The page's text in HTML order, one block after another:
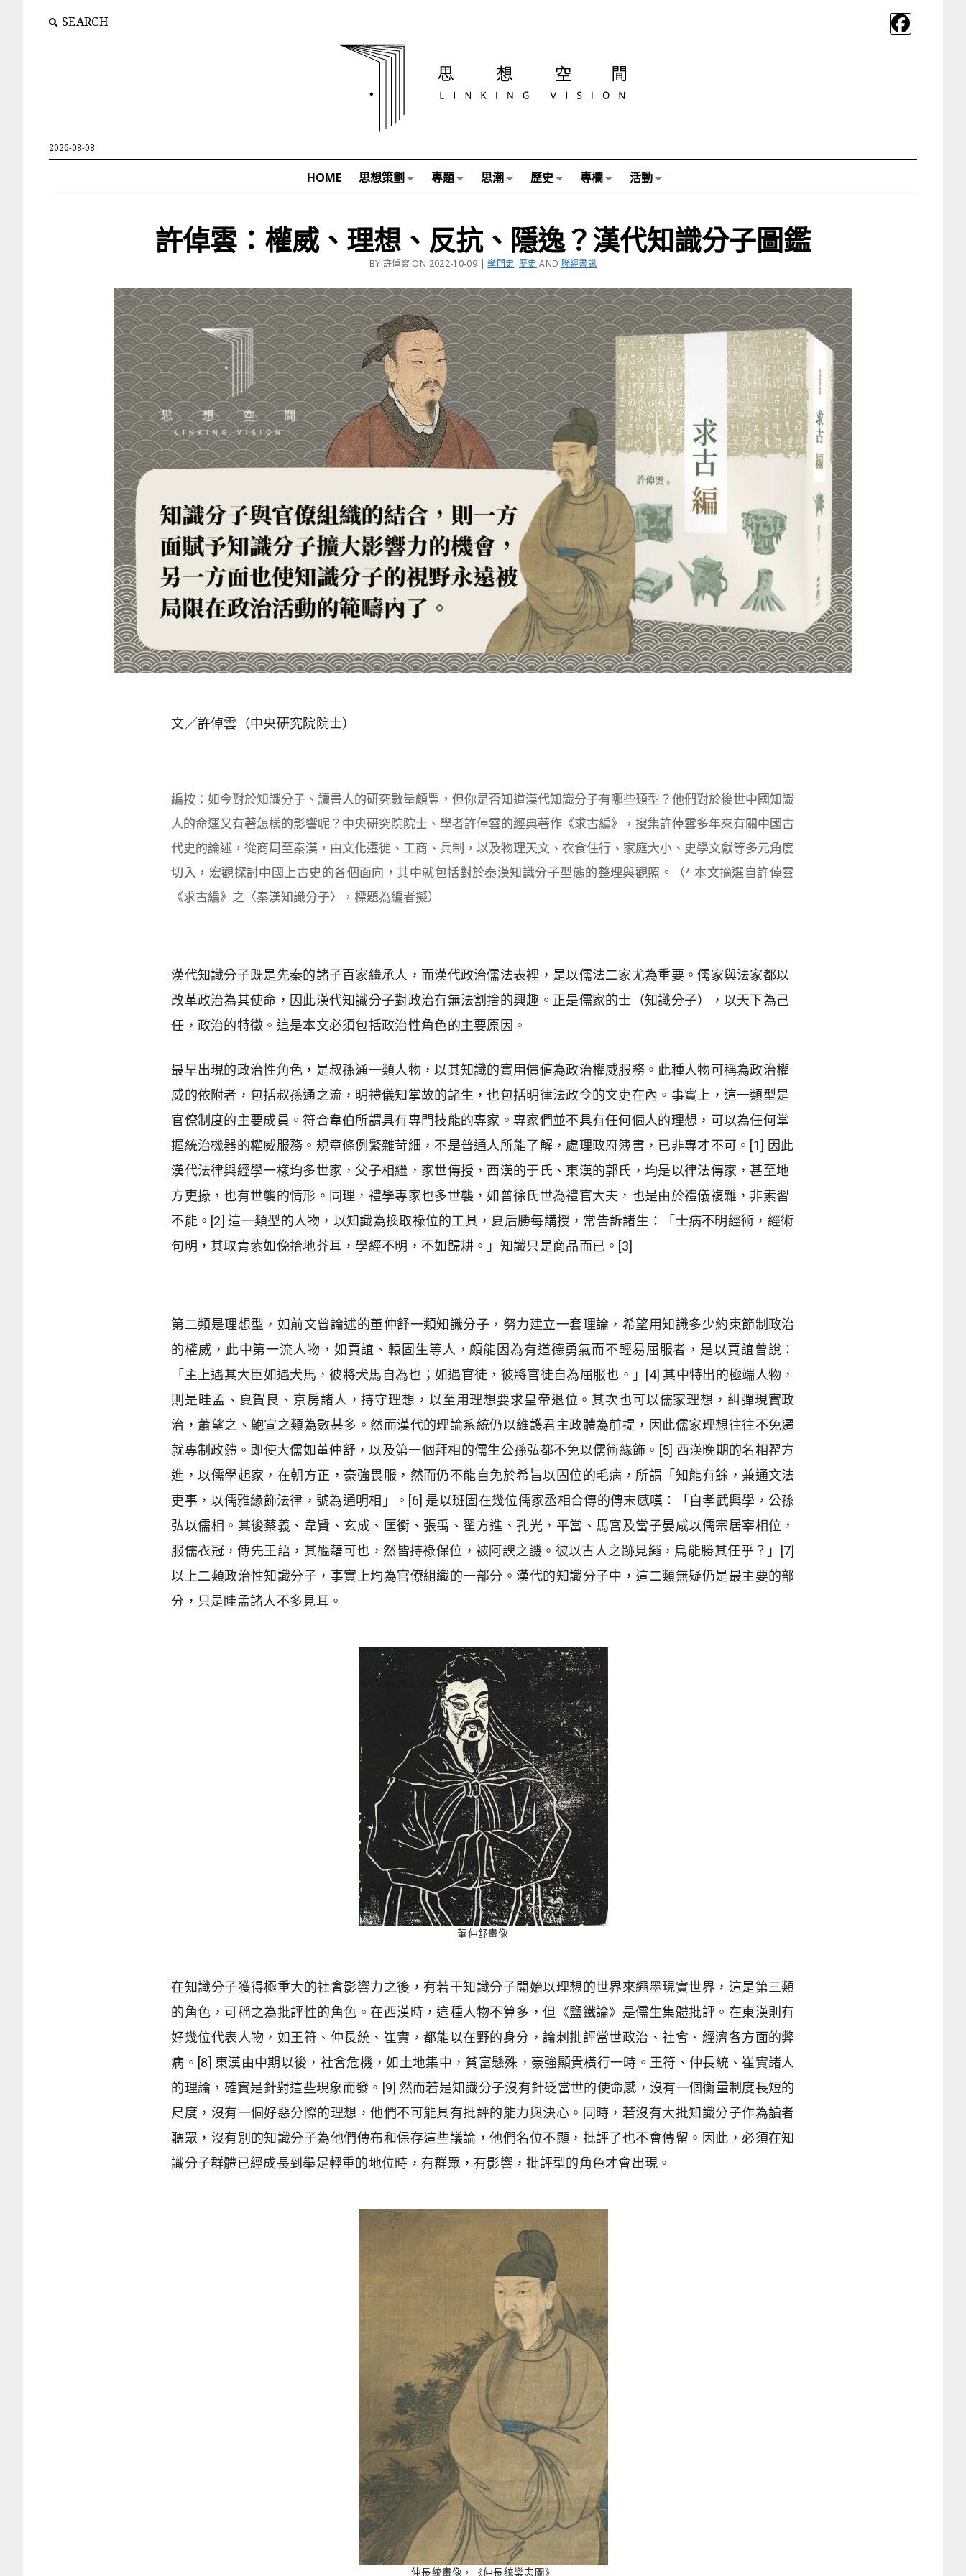
SEARCH
2026-08-08
HOME 思想策劃 專題 思潮 歷史 專欄 活動
許倬雲：權威、理想、反抗、隱逸？漢代知識分子圖鑑
BY 許倬雲 ON 2022-10-09 |學門史,歷史 AND 聯經書訊
文／許倬雲（中央研究院院士）
編按：如今對於知識分子、讀書人的研究數量頗豐，但你是否知道漢代知識分子有哪些類型？他們對於後世中國知識
人的命運又有著怎樣的影響呢？中央研究院院士、學者許倬雲的經典著作《求古編》，搜集許倬雲多年來有關中國古
代史的論述，從商周至秦漢，由文化遷徙、工商、兵制，以及物理天文、衣食住行、家庭大小、史學文獻等多元角度
切入，宏觀探討中國上古史的各個面向，其中就包括對於秦漢知識分子型態的整理與觀照。（* 本文摘選自許倬雲
《求古編》之〈秦漢知識分子〉，標題為編者擬）
漢代知識分子既是先秦的諸子百家繼承人，而漢代政治儒法表裡，是以儒法二家尤為重要。儒家與法家都以
改革政治為其使命，因此漢代知識分子對政治有無法割捨的興趣。正是儒家的士（知識分子），以天下為己
任，政治的特徵。這是本文必須包括政治性角色的主要原因。
最早出現的政治性角色，是叔孫通一類人物，以其知識的實用價値為政治權威服務。此種人物可稱為政治權
威的依附者，包括叔孫通之流，明禮儀知掌故的諸生，也包括明律法政令的文吏在內。事實上，這一類型是
官僚制度的主要成員。符合韋伯所謂具有專門技能的專家。專家們並不具有任何個人的理想，可以為任何掌
握統治機器的權威服務。規章條例繁雜苛細，不是普通人所能了解，處理政府簿書，已非專才不可。[1] 因此
漢代法律與經學一樣均多世家，父子相繼，家世傳授，西漢的于氏、東漢的郭氏，均是以律法傳家，甚至地
方吏掾，也有世襲的情形。同理，禮學專家也多世襲，如普徐氏世為禮官大夫，也是由於禮儀複雜，非素習
不能。[2] 這一類型的人物，以知識為換取祿位的工具，夏后勝每講授，常告訴諸生：「士病不明經術，經術
句明，其取青紫如俛拾地芥耳，學經不明，不如歸耕。」知識只是商品而已。[3]
第二類是理想型，如前文曾論述的董仲舒一類知識分子，努力建立一套理論，希望用知識多少約束節制政治
的權威，此中第一流人物，如賈誼、轅固生等人，頗能因為有道德勇氣而不輕易屈服者，是以賈誼曾說：
「主上遇其大臣如遇犬馬，彼將犬馬自為也；如遇官徒，彼將官徒自為屈服也。」[4] 其中特出的極端人物，
則是眭孟、夏賀良、京房諸人，持守理想，以至用理想要求皇帝退位。其次也可以儒家理想，糾彈現實政
治，蕭望之、鮑宣之類為數甚多。然而漢代的理論系統仍以維護君主政體為前提，因此儒家理想往往不免遷
就專制政體。即使大儒如董仲舒，以及第一個拜相的儒生公孫弘都不免以儒術緣飾。[5] 西漢晚期的名相翟方
進，以儒學起家，在朝方正，豪強畏服，然而仍不能自免於希旨以固位的毛病，所謂「知能有餘，兼通文法
吏事，以儒雅緣飾法律，號為通明相」。[6] 是以班固在幾位儒家丞相合傳的傳末感嘆：「自孝武興學，公孫
弘以儒相。其後蔡義、韋賢、玄成、匡衡、張禹、翟方進、孔光，平當、馬宮及當子晏咸以儒宗居宰相位，
服儒衣冠，傳先王語，其醞藉可也，然皆持祿保位，被阿諛之譏。彼以古人之跡見繩，烏能勝其任乎？」[7]
以上二類政治性知識分子，事實上均為官僚組織的一部分。漢代的知識分子中，這二類無疑仍是最主要的部
分，只是眭孟諸人不多見耳。
董仲舒畫像
在知識分子獲得極重大的社會影響力之後，有若干知識分子開始以理想的世界來繩墨現實世界，這是第三類
的角色，可稱之為批評性的角色。在西漢時，這種人物不算多，但《鹽鐵論》是儒生集體批評。在東漢則有
好幾位代表人物，如王符、仲長統、崔實，都能以在野的身分，論刺批評當世政治、社會、經濟各方面的弊
病。[8] 東漢由中期以後，社會危機，如土地集中，貧富懸殊，豪強顯貴橫行一時。王符、仲長統、崔實諸人
的理論，確實是針對這些現象而發。[9] 然而若是知識分子沒有針砭當世的使命感，沒有一個衡量制度長短的
尺度，沒有一個好惡分際的理想，他們不可能具有批評的能力與決心。同時，若沒有大批知識分子作為讀者
聽眾，沒有別的知識分子為他們傳布和保存這些議論，他們名位不顯，批評了也不會傳留。因此，必須在知
識分子群體已經成長到舉足輕重的地位時，有群眾，有影響，批評型的角色才會出現。
仲長統畫像，《仲長統樂志圖》